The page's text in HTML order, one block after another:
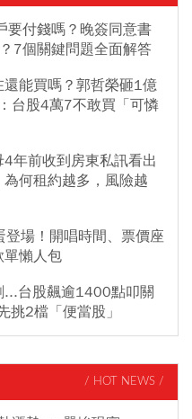
要付錢嗎？晚簽同意書
7個關鍵問題全面解答
能買嗎？郭哲榮砸1億
台股4萬7不敢買「可憐
年前收到房東私訊看出
為何租約越多，風險越
場！開唱時間、票價座
單懶人包
...台股飆逾1400點叩關
挑2檔「便當股」
/ HOT NEWS /